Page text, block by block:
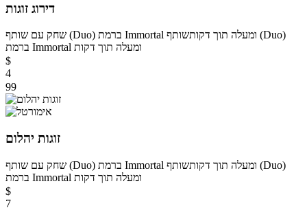
דירוג זוגות
שחק עם שותף (Duo) ברמת Immortal ומעלה תוך דקותשותף (Duo)
ברמת Immortal ומעלה תוך דקות
$
4
99
זוגות יהלום
שחק עם שותף (Duo) ברמת Immortal ומעלה תוך דקותשותף (Duo)
ברמת Immortal ומעלה תוך דקות
$
7